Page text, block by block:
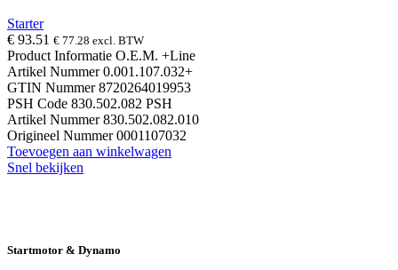
Starter
€ 93.51 € 77.28 excl. BTW
Product Informatie O.E.M. +Line
Artikel Nummer 0.001.107.032+
GTIN Nummer 8720264019953
PSH Code 830.502.082 PSH
Artikel Nummer 830.502.082.010
Origineel Nummer 0001107032
Toevoegen aan winkelwagen
Snel bekijken
Startmotor & Dynamo